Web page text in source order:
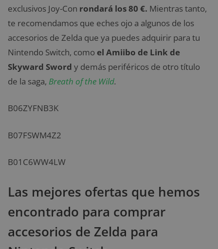
exclusivos Joy-Con rondará los 80 €. Mientras tanto,
te recomendamos que eches ojo a algunos de los
accesorios de Zelda que ya puedes adquirir para tu
Nintendo Switch, como el Amiibo de Link de
Skyward Sword y demás periféricos de otro título
de la saga, Breath of the Wild.
B06ZYFNB3K
B07FSWM4Z2
B01C6WW4LW
Las mejores ofertas que hemos
encontrado para comprar
accesorios de Zelda para